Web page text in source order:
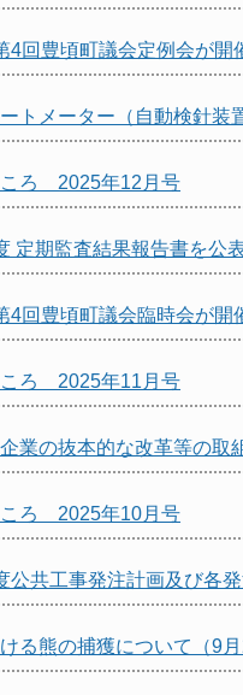
4回豊頃町議会定例会が開
トメーター（自動検針装
ころ 2025年12月号
定期監査結果報告書を公
4回豊頃町議会臨時会が開
ころ 2025年11月号
業の抜本的な改革等の取
ころ 2025年10月号
公共工事発注計画及び各
る熊の捕獲について（9月